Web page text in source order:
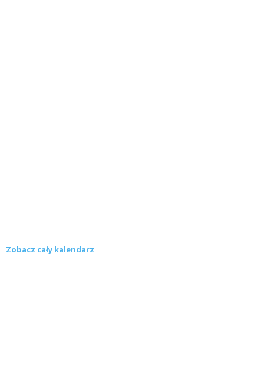
Zobacz cały kalendarz